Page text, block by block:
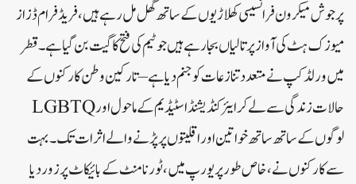
پرجوش میکرون فرانسیسی کھلاڑیوں کے ساتھ گھل مل رہے ہیں، فریڈ فرام ڈزاز
میوزک ہٹ کی آواز پر تالیاں بجا رہے ہیں جو ٹیم کی فتح کا گیت بن گیا ہے۔قطر
میں ورلڈ کپ نے متعدد تنازعات کو جنم دیا ہے – تارکین وطن کارکنوں کے
حالات زندگی سے لے کر ایئر کنڈیشنڈ اسٹیڈیم کے ماحول اور LGBTQ
لوگوں کے ساتھ ساتھ خواتین اور اقلیتوں پر پڑنے والے اثرات تک۔ بہت
سے کارکنوں نے، خاص طور پر یورپ میں، ٹورنامنٹ کے بائیکاٹ پر زور دیا